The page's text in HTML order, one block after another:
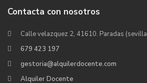
Contacta con nosotros
Calle velazquez 2, 41610. Paradas
679 423 197
gestoria@alquilerdocente.com
Alquiler Docente